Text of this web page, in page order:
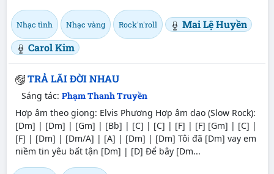
Nhạc tình Nhạc vàng Rock'n'roll
Mai Lệ Huyền
Carol Kim
TRẢ LÃI ĐỜI NHAU
Sáng tác: Phạm Thanh Truyền
Hợp âm theo giọng: Elvis Phương Hợp âm dạo (Slow Rock):
[Dm] | [Dm] | [Gm] | [Bb] | [C] | [C] | [F] | [F] [Gm] | [C] |
[F] | [Dm] | [Dm/A] | [A] | [Dm] | [Dm] Tôi đã [Dm] vay em
niềm tin yêu bất tận [Dm] | [D] Để bây [Dm...